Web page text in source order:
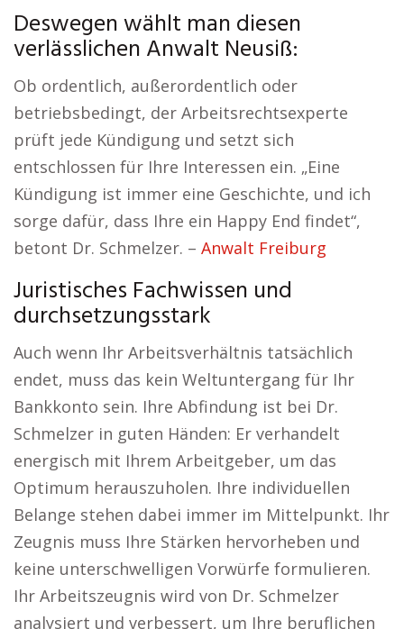
Deswegen wählt man diesen
verlässlichen Anwalt Neusiß:
Ob ordentlich, außerordentlich oder
betriebsbedingt, der Arbeitsrechtsexperte
prüft jede Kündigung und setzt sich
entschlossen für Ihre Interessen ein. „Eine
Kündigung ist immer eine Geschichte, und ich
sorge dafür, dass Ihre ein Happy End findet“,
betont Dr. Schmelzer. – Anwalt Freiburg
Juristisches Fachwissen und
durchsetzungsstark
Auch wenn Ihr Arbeitsverhältnis tatsächlich
endet, muss das kein Weltuntergang für Ihr
Bankkonto sein. Ihre Abfindung ist bei Dr.
Schmelzer in guten Händen: Er verhandelt
energisch mit Ihrem Arbeitgeber, um das
Optimum herauszuholen. Ihre individuellen
Belange stehen dabei immer im Mittelpunkt. Ihr
Zeugnis muss Ihre Stärken hervorheben und
keine unterschwelligen Vorwürfe formulieren.
Ihr Arbeitszeugnis wird von Dr. Schmelzer
analysiert und verbessert, um Ihre beruflichen